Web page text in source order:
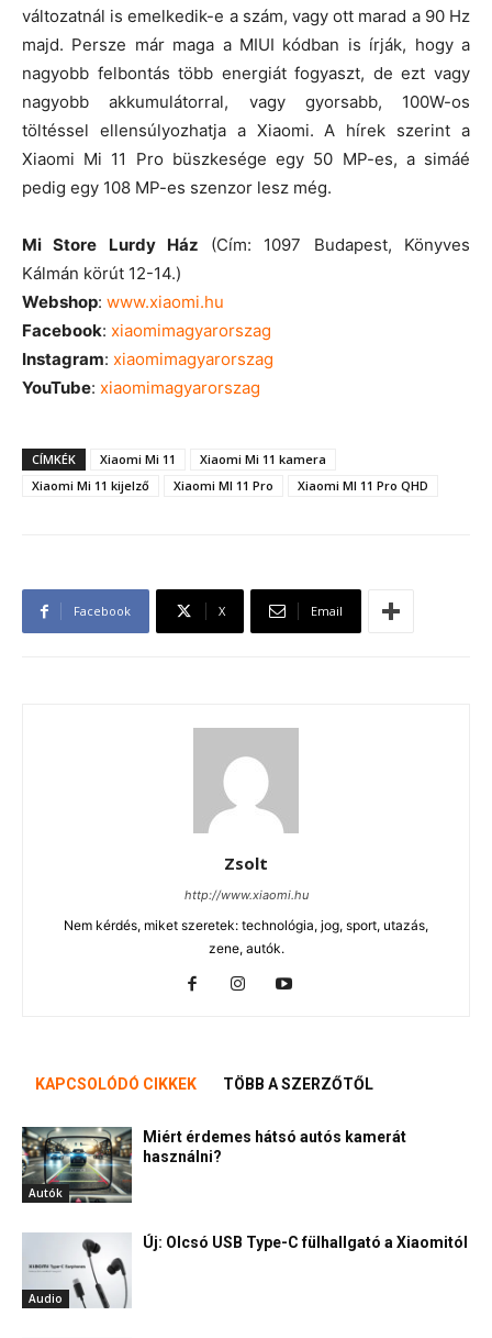
változatnál is emelkedik-e a szám, vagy ott marad a 90 Hz
majd. Persze már maga a MIUI kódban is írják, hogy a
nagyobb felbontás több energiát fogyaszt, de ezt vagy
nagyobb akkumulátorral, vagy gyorsabb, 100W-os
töltéssel ellensúlyozhatja a Xiaomi. A hírek szerint a
Xiaomi Mi 11 Pro büszkesége egy 50 MP-es, a simáé
pedig egy 108 MP-es szenzor lesz még.
Mi Store Lurdy Ház (Cím: 1097 Budapest, Könyves
Kálmán körút 12-14.)
Webshop: www.xiaomi.hu
Facebook: xiaomimagyarorszag
Instagram: xiaomimagyarorszag
YouTube: xiaomimagyarorszag
CÍMKÉK Xiaomi Mi 11
Xiaomi Mi 11 kamera
Xiaomi Mi 11 kijelző
Xiaomi MI 11 Pro Xiaomi MI 11 Pro QHD
Facebook X Email
Zsolt
http://www.xiaomi.hu
Nem kérdés, miket szeretek: technológia, jog, sport, utazás,
zene, autók.
KAPCSOLÓDÓ CIKKEK TÖBB A SZERZŐTŐL
Autók
Miért érdemes hátsó autós kamerát
használni?
Audio
Új: Olcsó USB Type-C fülhallgató a Xiaomitól